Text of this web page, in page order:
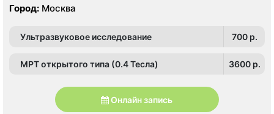
Город: Москва
Ультразвуковое исследование 700 p.
МРТ открытого типа (0.4 Тесла) 3600 p.
Онлайн запись